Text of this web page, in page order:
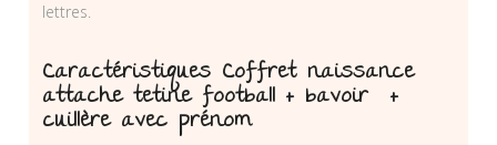
lettres.
Caractéristiques Coffret naissance
attache tetine football + bavoir +
cuillère avec prénom